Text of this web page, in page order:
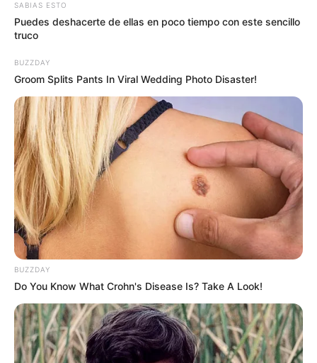
SABIAS ESTO
Puedes deshacerte de ellas en poco tiempo con este sencillo
truco
BUZZDAY
Groom Splits Pants In Viral Wedding Photo Disaster!
BUZZDAY
Do You Know What Crohn's Disease Is? Take A Look!